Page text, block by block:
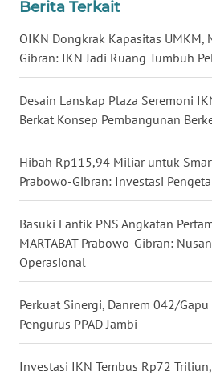
Berita Terkait
OIKN Dongkrak Kapasitas UMKM,
Gibran: IKN Jadi Ruang Tumbuh
Desain Lanskap Plaza Seremoni
Berkat Konsep Pembangunan
Hibah Rp115,94 Miliar untuk
Prabowo-Gibran: Investasi
Basuki Lantik PNS Angkatan
MARTABAT Prabowo-Gibran:
Operasional
Perkuat Sinergi, Danrem 042/
Pengurus PPAD Jambi
Investasi IKN Tembus Rp72
WN
WN
KALTENG
WN
KALTARA
WN
KALSEL
WN
KALTIM
WN
WN